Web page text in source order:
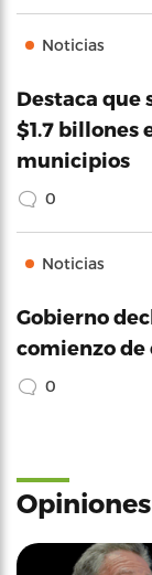
Noticias
Destaca que
$1.7 billones
municipios
0
Noticias
Gobierno
comienzo de
0
Opiniones